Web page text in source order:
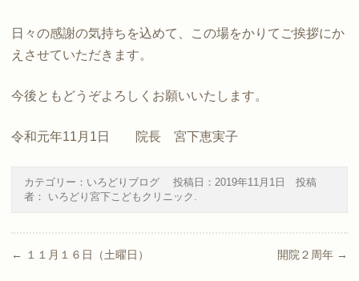
日々の感謝の気持ちを込めて、この場をかりてご挨拶にか
えさせていただきます。
今後ともどうぞよろしくお願いいたします。
令和元年11月1日 院長 宮下恵実子
カテゴリー： いろどりブログ 投稿日： 2019年11月1日
投稿
者： いろどり宮下こどもクリニック
Post navigation
← １１月１６日（土曜日） 開院２周年 →